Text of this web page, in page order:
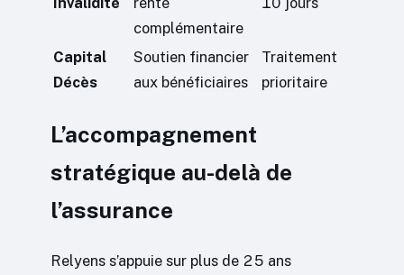
complémentaire
Capital
Décès
Soutien financier
aux bénéficiaires
Traitement
prioritaire
L’accompagnement
stratégique au-delà de
l’assurance
Relyens s’appuie sur plus de 25 ans